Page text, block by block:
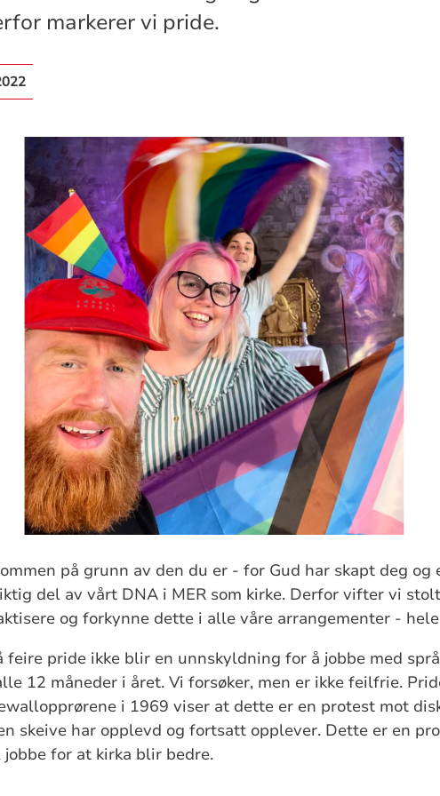
markerer vi pride.
på grunn av den du er - for Gud har skapt deg og
del av vårt DNA i MER som kirke. Derfor vifter vi
og forkynne dette i alle våre arrangementer -
feire pride ikke blir en unnskyldning for å jobbe med
12 måneder i året. Vi forsøker, men er ikke feilfrie.
i 1969 viser at dette er en protest mot
skeive har opplevd og fortsatt opplever. Dette er en
for at kirka blir bedre.